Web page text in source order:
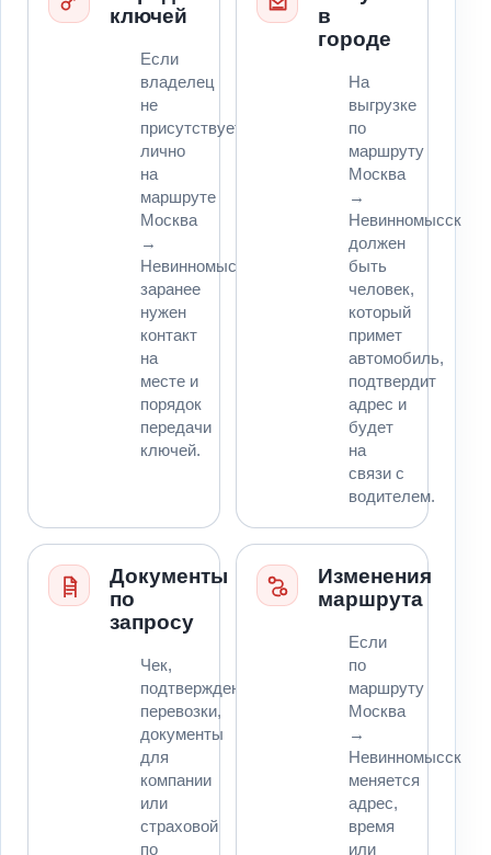
ключей
Если
владелец
не
присутствует
лично
на
маршруте
Москва
→
Невинномысск,
заранее
нужен
контакт
на
месте и
порядок
передачи
ключей.
в
городе
На
выгрузке
по
маршруту
Москва
→
Невинномысск
должен
быть
человек,
который
примет
автомобиль,
подтвердит
адрес и
будет
на
связи с
водителем.
Документы
по
запросу
Чек,
подтверждение
перевозки,
документы
для
компании
или
страховой
по
Изменения
маршрута
Если
по
маршруту
Москва
→
Невинномысск
меняется
адрес,
время
или